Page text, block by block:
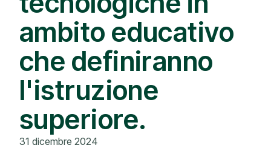
o
ambito educativo
che definiranno
l'istruzione
superiore.
31 dicembre 2024